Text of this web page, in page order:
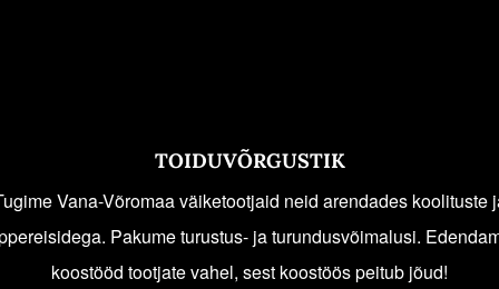
TOIDUVÕRGUSTIK
Vana-Võromaa väiketootjaid neid arendades koolituste
Pakume turustus- ja turundusvõimalusi.
koostööd tootjate vahel, sest koostöös peitub jõud!